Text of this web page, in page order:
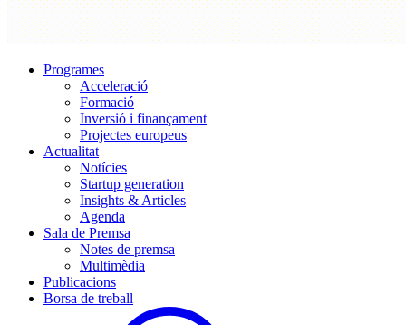
Programes
Acceleració
Formació
Inversió i finançament
Projectes europeus
Actualitat
Notícies
Startup generation
Insights & Articles
Agenda
Sala de Premsa
Notes de premsa
Multimèdia
Publicacions
Borsa de treball